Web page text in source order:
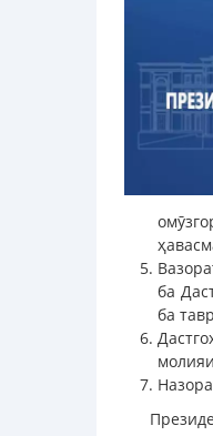
ба
ба